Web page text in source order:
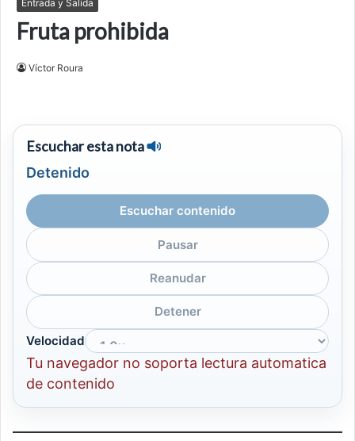
Entrada y Salida
Fruta prohibida
Víctor Roura
Escuchar esta nota
Detenido
Escuchar contenido
Pausar
Reanudar
Detener
Velocidad
Tu navegador no soporta lectura automatica
de contenido